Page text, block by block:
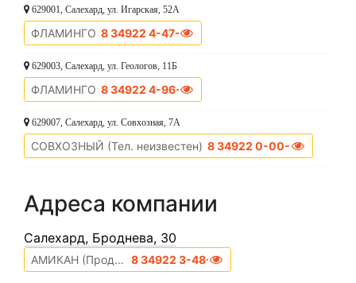
629001, Салехард, ул. Игарская, 52А
ФЛАМИНГО 8 34922 4-47-55
629003, Салехард, ул. Геологов, 11Б
ФЛАМИНГО 8 34922 4-96-76
629007, Салехард, ул. Совхозная, 7А
СОВХОЗНЫЙ (Тел. неизвестен) 8 34922 0-00-00
Адреса компании
Cалехард, Броднева, 30
АМИКАН (Продуктовый отд. (эт.1)) 8 34922 3-48-51